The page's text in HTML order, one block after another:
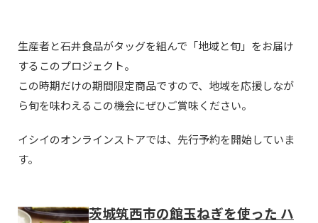
生産者と石井食品がタッグを組んで「地域と旬」をお届け
するこのプロジェクト。
この時期だけの期間限定商品ですので、地域を応援しなが
ら旬を味わえるこの機会にぜひご賞味ください。
イシイのオンラインストアでは、先行予約を開始していま
す。
茨城筑西市の館玉ねぎを使った ハ